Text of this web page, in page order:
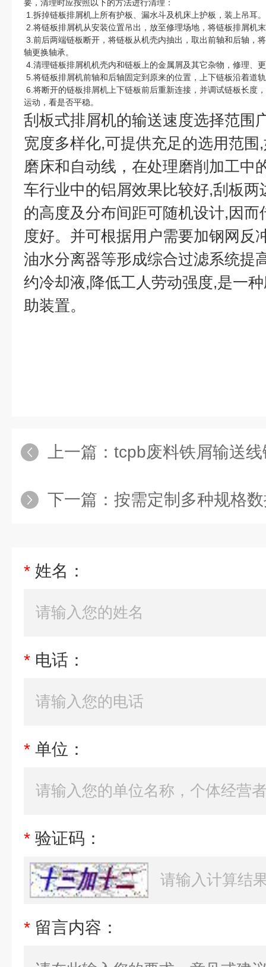
要，清理时应按照以下的方法进行清理：
1.拆掉链板排屑机上所有护板、漏水斗及机床上护板，装上吊耳。
2.将链板排屑机从安装位置吊出，放至修理场地，将链板排屑机
3.前后两端链板断开，将链板从机壳内抽出，取出前轴和后轴，
轴更换轴承。
4.清理链板排屑机机壳内和链板上的金属屑及其它杂物，修理、
5.将链板排屑机前轴和后轴固定到原来的位置，上下链板沿着道
6.将断开的链板排屑机上下链板前后重新连接，并调试链板长度
运动，看是否平稳。
刮板式排屑机的输送速度选择范围
宽度多样化,可提供充足的选用范
磨床和自动线，在处理磨削加工中
车行业中的铝屑效果比较好,刮板
的高度及分布间距可随机设计,因
度好。并可根据用户需要加钢网反
油水分离器等形成综合过滤系统提
约冷却液,降低工人劳动强度,是一
助装置。
上一篇： tcpb废料铁屑输送
下一篇： 按需定制多种规格
* 姓名：
* 电话：
* 单位：
* 验证码：
* 留言内容：